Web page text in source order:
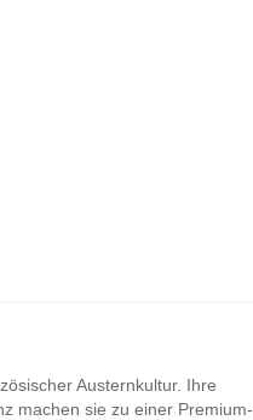
Austernkultur. Ihre
machen sie zu einer Premium-